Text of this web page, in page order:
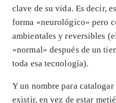
clave de su vida. Es decir,
forma «neurológico» pero
ambientales y reversibles
«normal» después de un
toda esa tecnología).
Y un nombre para
existir, en vez de estar